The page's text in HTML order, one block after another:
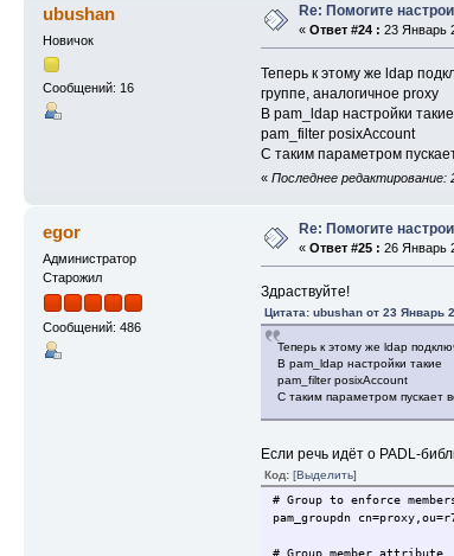
ubushan
Новичок
Сообщений: 16
Re: Помогите
« Ответ #24 : 23 Январь
Теперь к этому же ldap
группе, аналогичное proxy
В pam_ldap настройки такие
pam_filter posixAccount
С таким параметром
« Последнее редактирование:
egor
Администратор
Старожил
Сообщений: 486
Re: Помогите
« Ответ #25 : 26 Январь
Здраствуйте!
Цитата: ubushan от 23 Январь
Теперь к этому же ldap
В pam_ldap настройки такие
pam_filter posixAccount
С таким параметром пускает
Если речь идёт о PADL-
Код: [Выделить]
# Group to enforce
pam_groupdn
# Group member attribute